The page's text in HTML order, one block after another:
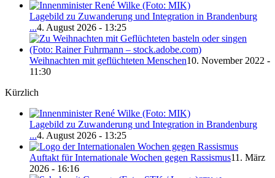
Lagebild zu Zuwanderung und Integration in Brandenburg
...4. August 2026 - 13:25
Weihnachten mit geflüchteten Menschen10. November 2022 -
11:30
Kürzlich
Lagebild zu Zuwanderung und Integration in Brandenburg
...4. August 2026 - 13:25
Auftakt für Internationale Wochen gegen Rassismus11. März
2026 - 16:16